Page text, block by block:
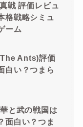
戦 評価レビュ
格戦略シミュ
ーム
Ants)評価
白い？つまら
と武の戦国は
面白い？つま